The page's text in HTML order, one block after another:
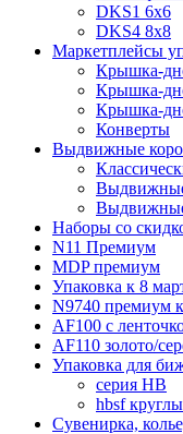
DKS1 6x6
DKS4 8x8
Маркетплейсы
Крышка-
Крышка-
Крышка-
Конверты
Выдвижные
Наборы со
N11 Премиум
MDP премиум
Упаковка к 8
N9740 премиум
AF100 с
AF110 золото/
Упаковка для
серия HB
hbsf
Сувенирка,